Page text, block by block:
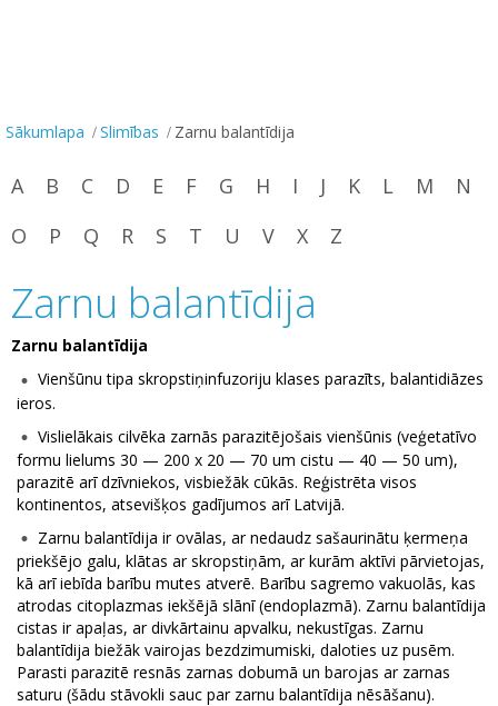
Sākumlapa Slimības Zarnu balantīdija
A B C D E F G H I J K L M
N
O
P Q R S T U V X Z
Zarnu balantīdija
Zarnu balantīdija
Vienšūnu tipa skropstiņinfuzoriju klases parazīts, balantidiāzes
ieros.
Vislielākais cilvēka zarnās parazitējošais vienšūnis (veģetatīvo
formu lielums 30 — 200 x 20 — 70 um cistu — 40 — 50 um),
parazitē arī dzīvniekos, visbiežāk cūkās. Reģistrēta visos
kontinentos, atsevišķos gadījumos arī Latvijā.
Zarnu balantīdija ir ovālas, ar nedaudz sašaurinātu ķermeņa
priekšējo galu, klātas ar skropstiņām, ar kurām aktīvi pārvietojas,
kā arī iebīda barību mutes atverē. Barību sagremo vakuolās, kas
atrodas citoplazmas iekšējā slānī (endoplazmā). Zarnu balantīdija
cistas ir apaļas, ar divkārtainu apvalku, nekustīgas. Zarnu
balantīdija biežāk vairojas bezdzimumiski, daloties uz pusēm.
Parasti parazitē resnās zarnas dobumā un barojas ar zarnas
saturu (šādu stāvokli sauc par zarnu balantīdija nēsāšanu).